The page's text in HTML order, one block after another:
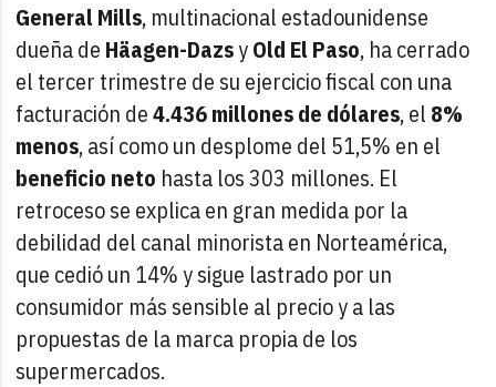
General Mills, multinacional estadounidense
dueña de Häagen-DazsyOld El Paso, ha cerrado
el tercer trimestre de su ejercicio fiscal con una
facturación de4.436 millones de dólares, el 8%
menos, así como un desplome del 51,5% en el
beneficio neto hasta los 303 millones. El
retroceso se explica en gran medida por la
debilidad del canal minorista en Norteamérica,
que cedió un 14% y sigue lastrado por un
consumidor más sensible al precio y a las
propuestas de la marca propia de los
supermercados.